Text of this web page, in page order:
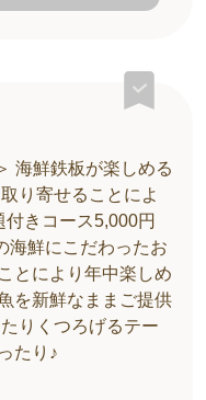
海鮮鉄板が楽しめる
り寄せることによ
きコース5,000円
海鮮にこだわったお
とにより年中楽しめ
を新鮮なままご提供
りくつろげるテー
たり♪